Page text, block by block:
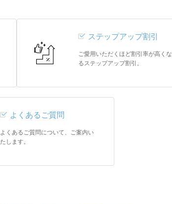
ステップアップ割引
ご愛用いただくほど割引率が高くな
るステップアップ割引。
よくあるご質問
よくあるご質問について、ご案内い
たします。